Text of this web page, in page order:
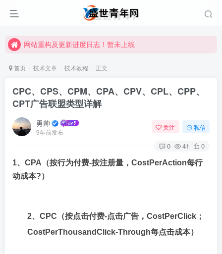
网站重构及更新进度日志！暂未上线
网站重构及更新进度日志！暂未上线
首页 技术文章 技术教程 正文
CPC、CPS、CPM、CPA、CPV、CPL、CPP、
CPT广告联盟类型详解
勇帅
9年前发布
关注 私信
0 41 0
1、CPA（按行为付费-按注册量，CostPerAction每行
动成本?）
2、CPC（按点击付费-点击广告，CostPerClick；
CostPerThousandClick-Through每点击成本）